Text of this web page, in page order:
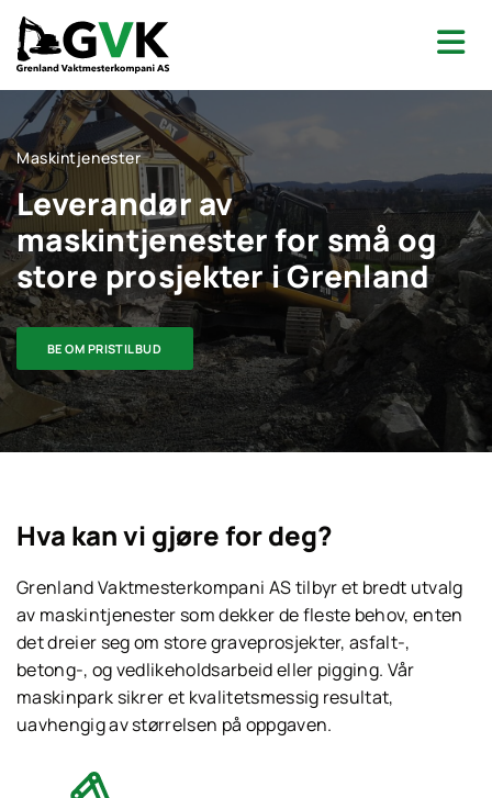
Maskintjenester
Leverandør av
maskintjenester for små og
store prosjekter i Grenland
BE OM PRISTILBUD
Hva kan vi gjøre for deg?
Grenland Vaktmesterkompani AS tilbyr et bredt utvalg
av maskintjenester som dekker de fleste behov, enten
det dreier seg om store graveprosjekter, asfalt-,
betong-, og vedlikeholdsarbeid eller pigging. Vår
maskinpark sikrer et kvalitetsmessig resultat,
uavhengig av størrelsen på oppgaven.